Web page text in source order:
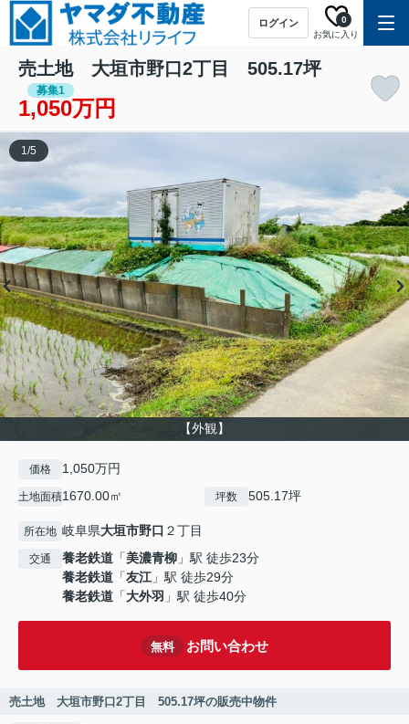
ログイン
お気に入り
0
売土地 大垣市野口2丁目 505.17坪
募集1
1,050万円
【外観】
1/5
価格 1,050万円
土地面積1670.00㎡ 坪数 505.17坪
所在地 岐阜県大垣市野口 ２丁目
交通 養老鉄道 「美濃青柳 」駅 徒歩23分
養老鉄道 「友江」駅 徒歩29分
養老鉄道 「大外羽 」駅 徒歩40分
無料 お問い合わせ
売土地 大垣市野口2丁目 505.17坪の販売中物件